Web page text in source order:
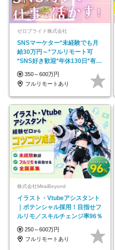
ゼロプライド株式会社
SNSマーケター*未経験でも月
給30万円～*フルリモート可
*SNS好き歓迎*年休130日*有休
取得率100%
350～600万円
フルリモートあり
株式会社MiraiBeyond
イラスト・Vtubeアシスタント
｜ポテンシャル採用！目指せフ
ルリモ／スキルチェンジ率96％
250～600万円
フルリモートあり